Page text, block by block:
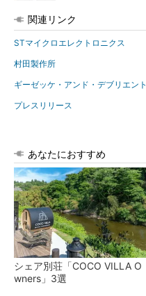
関連リンク
STマイクロエレクトロニクス
村田製作所
ギーゼッケ・アンド・デブリエント
プレスリリース
あなたにおすすめ
シェア別荘「COCO VILLA O
wners」3選